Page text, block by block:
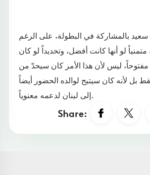
سعيد بالمشاركة في البطولة، على الرغم
لو أنها كانت أفضل، وتحديداً لو كان
ليس لأن هذا الأمر كان سيحدّ من
بل لأنه كان سيتيح لوالده الحضور أيضاً
إلى لبنان لدعمه معنوياً.
Share: